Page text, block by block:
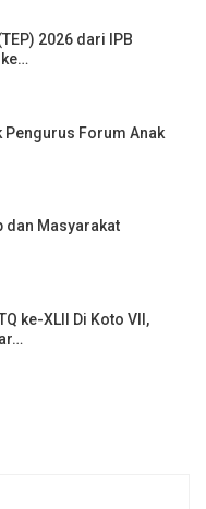
2026 dari IPB
Pengurus Forum Anak
dan Masyarakat
ke-XLII Di Koto VII,